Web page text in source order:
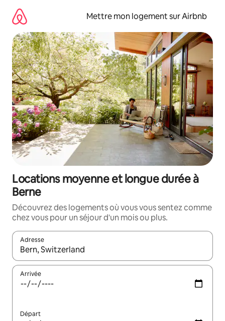
directement
contenu
Mettre mon logement sur Airbnb
Locations moyenne et longue durée à
Berne
Découvrez des logements où vous vous sentez comme
chez vous pour un séjour d'un mois ou plus.
Adresse
Lorsque les résultats s'affichent, utilisez les flèches vers le
Arrivée
Départ